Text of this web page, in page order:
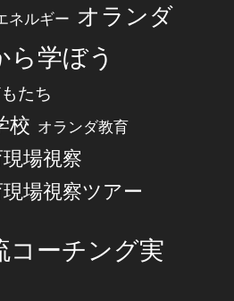
ネルギー オランダ
学ぼう
たち
校 オランダ教育
場視察
場視察ツアー
コーチング実